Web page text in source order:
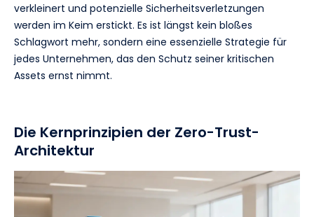
verkleinert und potenzielle Sicherheitsverletzungen
werden im Keim erstickt. Es ist längst kein bloßes
Schlagwort mehr, sondern eine essenzielle Strategie für
jedes Unternehmen, das den Schutz seiner kritischen
Assets ernst nimmt.
Die Kernprinzipien der Zero-Trust-
Architektur